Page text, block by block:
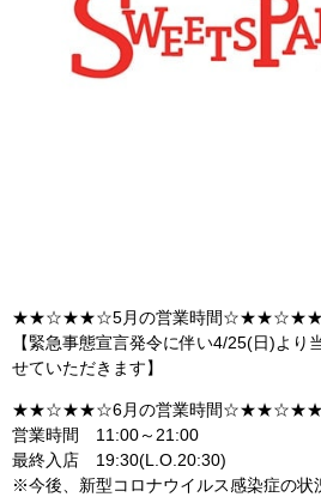
★★☆★★☆5月の営業時間☆★★☆★★
【緊急事態宣言発令に伴い4/25(日)より
せていただきます】
★★☆★★☆6月の営業時間☆★★☆★★
営業時間 11:00～21:00
最終入店 19:30(L.O.20:30)
※今後、新型コロナウイルス感染症の状